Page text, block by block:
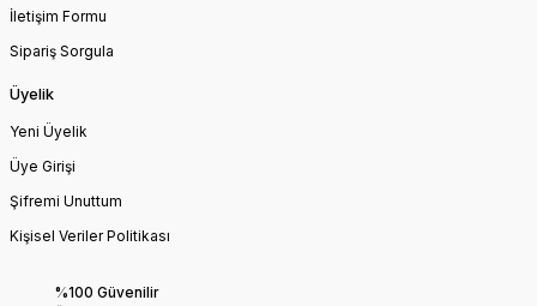
İletişim Formu
Sipariş Sorgula
Üyelik
Yeni Üyelik
Üye Girişi
Şifremi Unuttum
Kişisel Veriler Politikası
%100 Güvenilir